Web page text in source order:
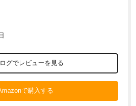
グでレビューを見る
で購入する